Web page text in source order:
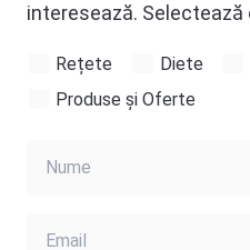
interesează. Selectează
Rețete Diete
Produse și Oferte